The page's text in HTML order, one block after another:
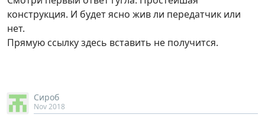
конструкция. И будет ясно жив ли передатчик или
нет.
Прямую ссылку здесь вставить не получится.
Сироб
Nov 2018